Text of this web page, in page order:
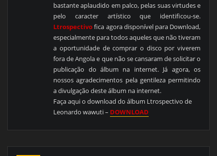
bastante aplaudido em palco, pelas suas virtudes e
pelo caracter artístico que identificou-se.
Ltrospectivofica agora disponível para Download,
especialmente para todos aqueles que não tiveram
a oportunidade de comprar o disco por viverem
fora de Angola e que não se cansaram de solicitar o
publicação do álbum na internet. Já agora, os
nossos agradecimentos pela gentileza permitindo
a divulgação deste álbum na internet.
Faça aqui o download do álbum Ltrospectivo de
Leonardo wawuti – DOWNLOAD